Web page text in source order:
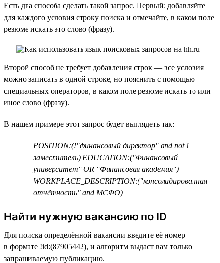
Есть два способа сделать такой запрос. Первый: добавляйте
для каждого условия строку поиска и отмечайте, в каком поле
резюме искать это слово (фразу).
Второй способ не требует добавления строк — все условия
можно записать в одной строке, но пояснить с помощью
специальных операторов, в каком поле резюме искать то или
иное слово (фразу).
В нашем примере этот запрос будет выглядеть так:
POSITION:(!"финансовый директор" and not !
заместитель) EDUCATION:("Финансовый
университет" OR "Финансовая академия")
WORKPLACE_DESCRIPTION:("консолидированная
отчётность" and МСФО)
Найти нужную вакансию по ID
Для поиска определённой вакансии введите её номер
в формате !id:(87905442), и алгоритм выдаст вам только
запрашиваемую публикацию.